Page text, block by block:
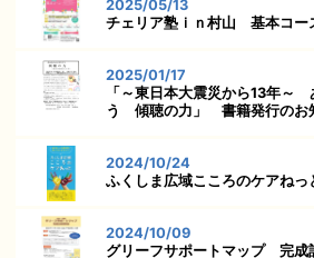
2025/05/13
チェリア塾ｉｎ村山 基本コー
2025/01/17
「～東日本大震災から13年～
う 傾聴の力」 書籍発行のお
2024/10/24
ふくしま広域こころのケアねっ
2024/10/09
グリーフサポートマップ 完成